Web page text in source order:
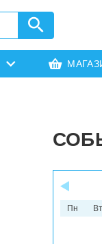
Пн Вт